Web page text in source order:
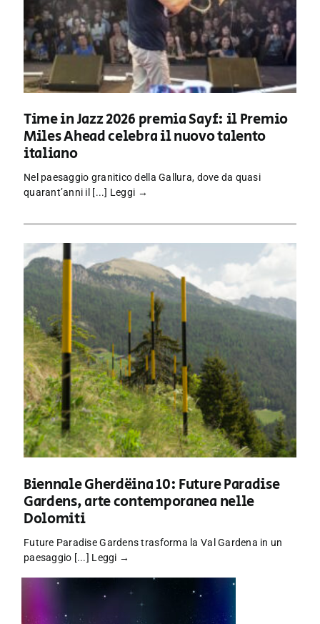
Time in Jazz 2026 premia Sayf: il Premio
Miles Ahead celebra il nuovo talento
italiano
Nel paesaggio granitico della Gallura, dove da quasi
quarant’anni il [...] Leggi →
Biennale Gherdëina 10: Future Paradise
Gardens, arte contemporanea nelle
Dolomiti
Future Paradise Gardens trasforma la Val Gardena in un
paesaggio [...] Leggi →